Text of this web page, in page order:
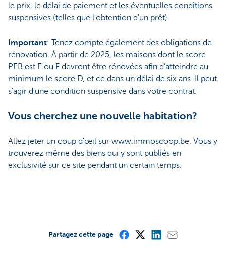
le prix, le délai de paiement et les éventuelles conditions
suspensives (telles que l'obtention d'un prêt).
Important: Tenez compte également des obligations de
rénovation. À partir de 2025, les maisons dont le score
PEB est E ou F devront être rénovées afin d’atteindre au
minimum le score D, et ce dans un délai de six ans. Il peut
s'agir d'une condition suspensive dans votre contrat.
Vous cherchez une nouvelle habitation?
Allez jeter un coup d'œil sur www.immoscoop.be. Vous y
trouverez même des biens qui y sont publiés en
exclusivité sur ce site pendant un certain temps.
Partagez cette page